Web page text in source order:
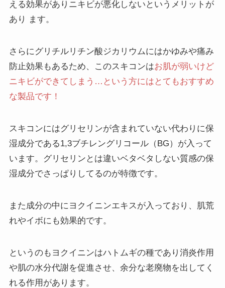
える効果がありニキビが悪化しないというメリットが
あり ます。
さらにグリチルリチン酸ジカリウムにはかゆみや痛み
防止効果もあるため、このスキコンはお肌が弱いけど
ニキビができてしまう…という方にはとてもおすすめ
な製品です！
スキコンにはグリセリンが含まれていない代わりに保
湿成分である1,3ブチレングリコール（BG）が入って
います。グリセリンとは違いベタベタしない質感の保
湿成分でさっぱりしてるのが特徴です。
また成分の中にヨクイニンエキスが入っており、肌荒
れやイボにも効果的です。
というのもヨクイニンはハトムギの種であり消炎作用
や肌の水分代謝を促進させ、余分な老廃物を出してく
れる作用があります。